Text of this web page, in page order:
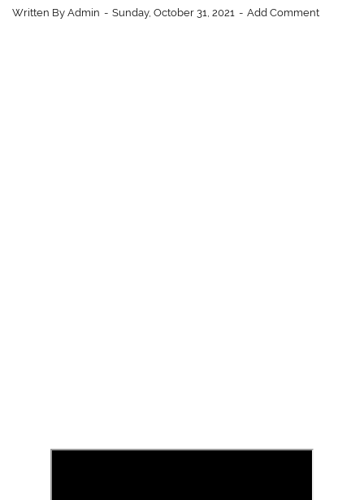
Written By Admin Sunday, October 31, 2021 Add Comment